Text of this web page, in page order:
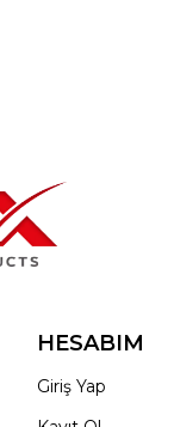
HESABIM
Giriş Yap